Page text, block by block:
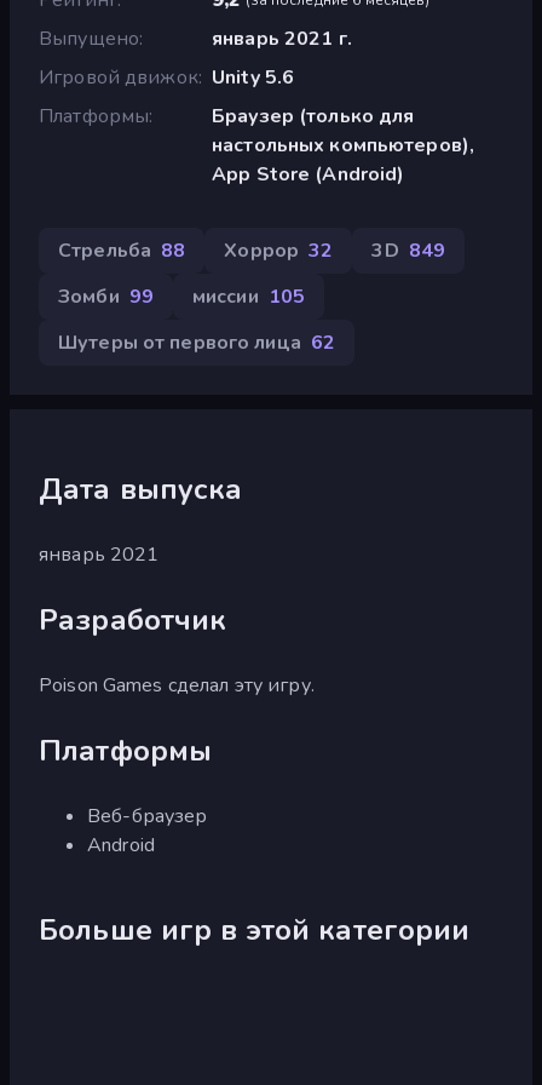
Выпущено
январь 2021 г.
Игровой движок Unity 5.6
Платформы
Браузер (только для
настольных компьютеров),
App Store (Android)
Стрельба 88 Хоррор 32 3D 849
Зомби 99 миссии 105
Шутеры от первого лица 62
Дата выпуска
январь 2021
Разработчик
Poison Games сделал эту игру.
Платформы
Веб-браузер
Android
Больше игр в этой категории